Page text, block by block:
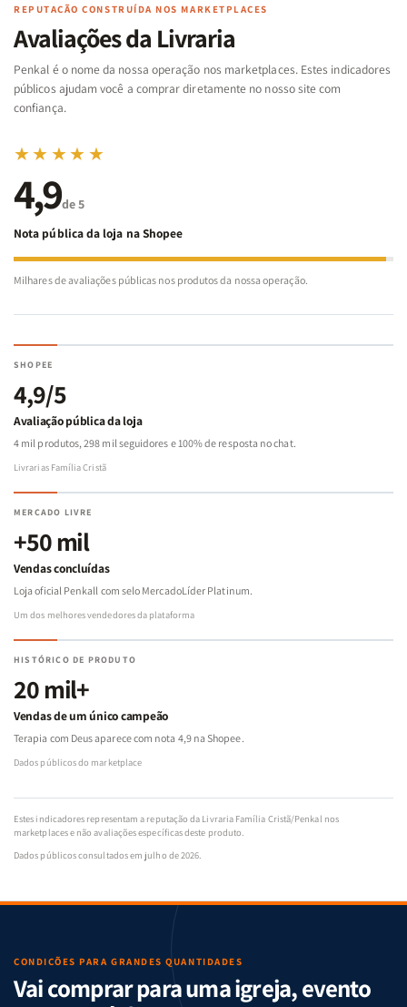
Famílias
Bíblia
-
Penkal
Famílias
da
Bíblia
-
Penkal
de
REPUTAÇÃO CONSTRUÍDA NOS MARKETPLACES
Avaliações da Livraria
Penkal é o nome da nossa operação nos marketplaces. Estes indicadores
públicos ajudam você a comprar diretamente no nosso site com
confiança.
★★★★★
4,9de 5
Nota pública da loja na Shopee
Milhares de avaliações públicas nos produtos da nossa operação.
SHOPEE
4,9/5
Avaliação pública da loja
4 mil produtos, 298 mil seguidores e 100% de resposta no chat.
Livrarias Família Cristã
MERCADO LIVRE
+50 mil
Vendas concluídas
Loja oficial Penkall com selo MercadoLíder Platinum.
Um dos melhores vendedores da plataforma
HISTÓRICO DE PRODUTO
20 mil+
Vendas de um único campeão
Terapia com Deus aparece com nota 4,9 na Shopee.
Dados públicos do marketplace
Estes indicadores representam a reputação da Livraria Família Cristã/Penkal nos
marketplaces e não avaliações específicas deste produto.
Dados públicos consultados em julho de 2026.
CONDIÇÕES PARA GRANDES QUANTIDADES
Vai comprar para uma igreja, evento